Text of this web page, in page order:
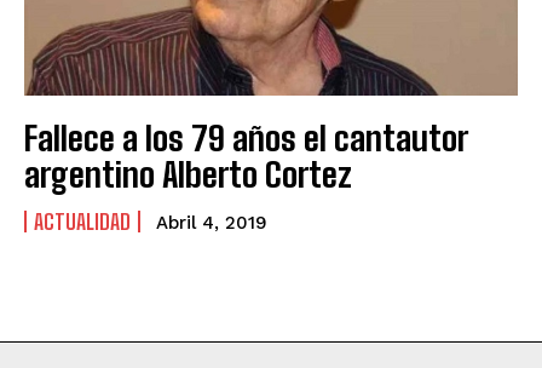
Fallece a los 79 años el cantautor
argentino Alberto Cortez
ACTUALIDAD Abril 4, 2019